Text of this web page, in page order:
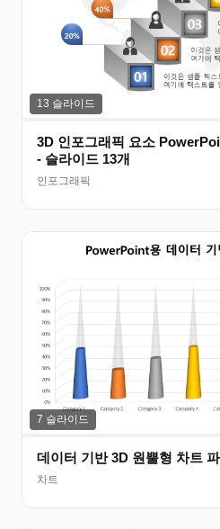
13 슬라이드
3D 인포그래픽 요소
- 슬라이드 13개
인포그래픽
7 슬라이드
데이터 기반 3D 원뿔형 차트
차트